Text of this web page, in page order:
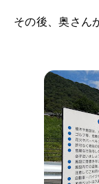
その後、奥さん